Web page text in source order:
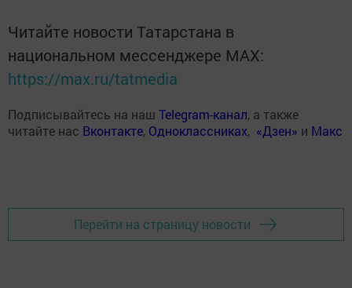
Читайте новости Татарстана в
национальном мессенджере MАХ:
https://max.ru/tatmedia
Подписывайтесь на наш Telegram-канал, а также
читайте нас Вконтакте, Одноклассниках, «Дзен» и Макс
Перейти на страницу новости